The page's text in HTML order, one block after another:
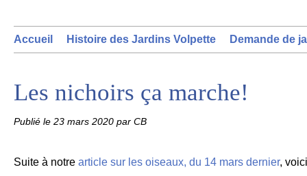
Accueil Histoire des Jardins Volpette Demande de
Les nichoirs ça marche!
Publié le 23 mars 2020 par CB
Suite à notre article sur les oiseaux, du 14 mars dernier,